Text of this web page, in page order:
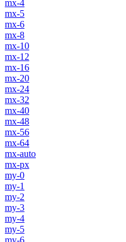
mx-4
mx-5
mx-6
mx-8
mx-10
mx-12
mx-16
mx-20
mx-24
mx-32
mx-40
mx-48
mx-56
mx-64
mx-auto
mx-px
my-0
my-1
my-2
my-3
my-4
my-5
my-6